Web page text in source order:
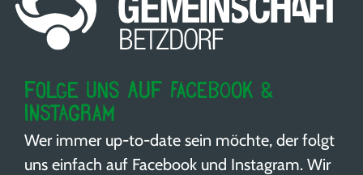
Folge uns auf Facebook &
Instagram
Wer immer up-to-date sein möchte, der folgt
uns einfach auf Facebook und Instagram. Wir